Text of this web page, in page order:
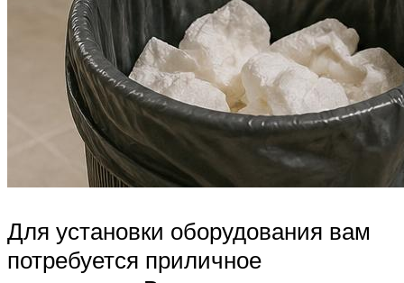
Для установки оборудования вам
потребуется приличное